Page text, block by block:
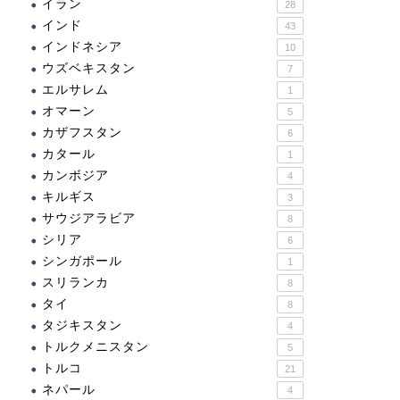
イラン 28
インド 43
インドネシア 10
ウズベキスタン 7
エルサレム 1
オマーン 5
カザフスタン 6
カタール 1
カンボジア 4
キルギス 3
サウジアラビア 8
シリア 6
シンガポール 1
スリランカ 8
タイ 8
タジキスタン 4
トルクメニスタン 5
トルコ 21
ネパール 4